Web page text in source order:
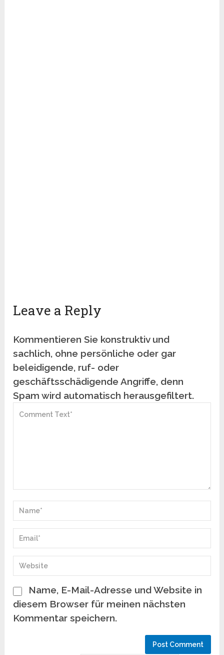
Leave a Reply
Kommentieren Sie konstruktiv und
sachlich, ohne persönliche oder gar
beleidigende, ruf- oder
geschäftsschädigende Angriffe, denn
Spam wird automatisch herausgefiltert.
Name, E-Mail-Adresse und Website in
diesem Browser für meinen nächsten
Kommentar speichern.